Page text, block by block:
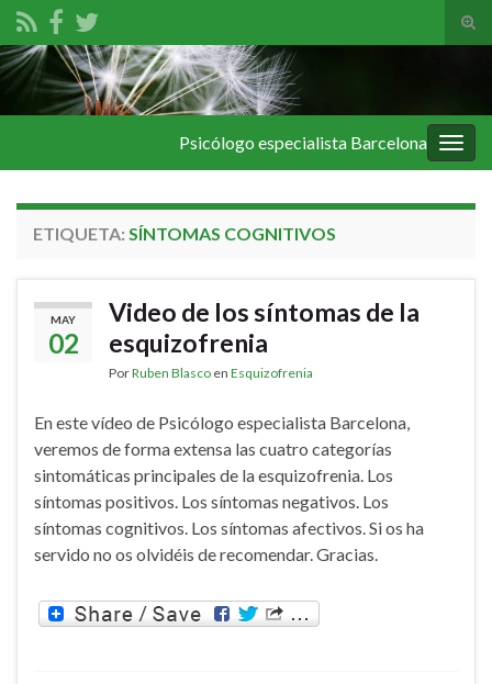
el
Search for:
la
Psicólogo especialista Barcelona
ETIQUETA: SÍNTOMAS COGNITIVOS
MAY
02
Video de los síntomas de la
esquizofrenia
PorRuben Blasco en Esquizofrenia
En este vídeo de Psicólogo especialista Barcelona,
veremos de forma extensa las cuatro categorías
sintomáticas principales de la esquizofrenia. Los
síntomas positivos. Los síntomas negativos. Los
síntomas cognitivos. Los síntomas afectivos. Si os ha
servido no os olvidéis de recomendar. Gracias.